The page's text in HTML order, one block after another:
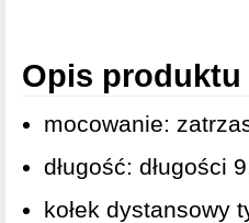
Opis produktu
mocowanie:
długość: długości
kołek dystansowy